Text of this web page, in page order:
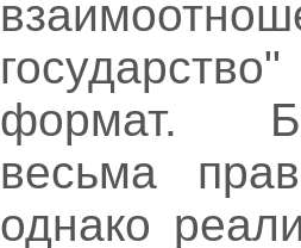
формат.
весьма
однако